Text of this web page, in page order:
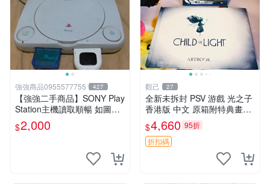
強強商品0955577755 427
【強強二手商品】SONY Play
Station主機讀取順暢 如圖全
部 ! 外觀完整乾淨
$2,000
觀己 27
全新未拆封 PSV 游戲 光之子
香港版 中文 原箱附特典畫冊
輝耀上市嚴選商品 光之子 港
版 PSV 特典畫冊
$4,660 95折
折扣碼